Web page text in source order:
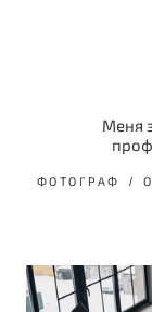
Меня
ФОТОГРАФ